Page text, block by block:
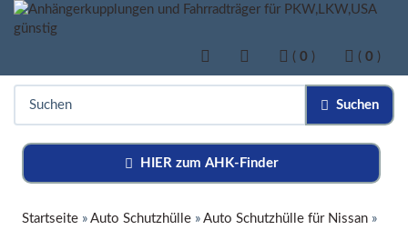
( 0 ) ( 0 )
Suchen
HIER zum AHK-Finder
Startseite » Auto Schutzhülle » Auto Schutzhülle für Nissan »